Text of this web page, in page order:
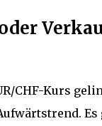
CHF-Kurs